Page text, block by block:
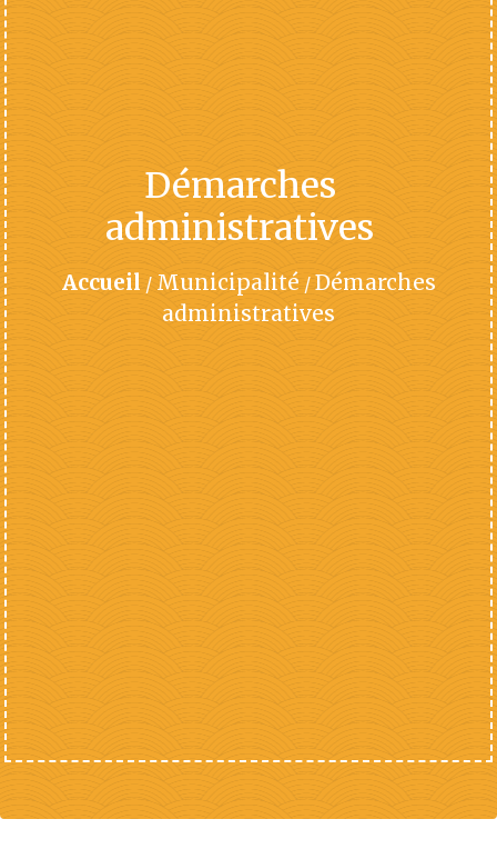
Démarches
administratives
Accueil / Municipalité / Démarches
administratives